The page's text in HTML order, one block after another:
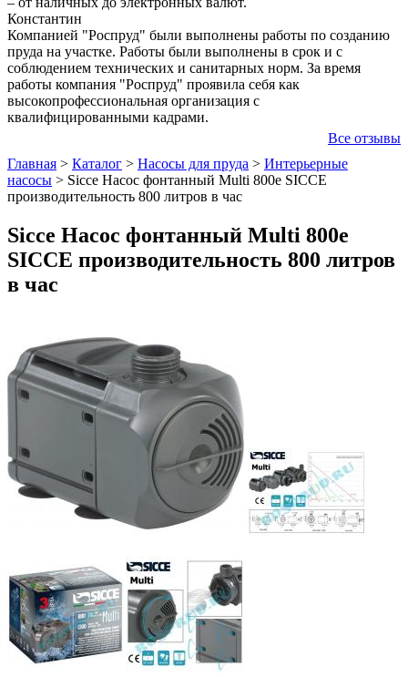
Константин
Компанией "Роспруд" были выполнены работы по созданию
пруда на участке. Работы были выполнены в срок и с
соблюдением технических и санитарных норм. За время
работы компания "Роспруд" проявила себя как
высокопрофессиональная организация с
квалифицированными кадрами.
Все отзывы
Главная > Каталог > Насосы для пруда > Интерьерные
насосы > Sicce Насос фонтанный Multi 800e SICCE
производительность 800 литров в час
Sicce Насос фонтанный Multi 800e
SICCE производительность 800 литров
в час